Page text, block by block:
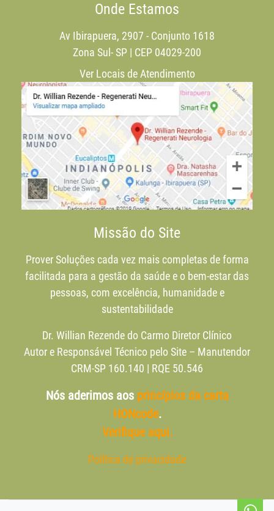
Onde Estamos
Av Ibirapuera, 2907 - Conjunto 1618
Zona Sul- SP | CEP 04029-200
Ver Locais de Atendimento
Missão do Site
Prover Soluções cada vez mais completas de forma
facilitada para a gestão da saúde e o bem-estar das
pessoas, com excelência, humanidade e
sustentabilidade
Dr. Willian Rezende do Carmo Diretor Clínico
Autor e Responsável Técnico pelo Site – Manutendor
CRM-SP 160.140 | RQE 50.546
Nós aderimos aos princípios da carta
HONcode.
Verifique aqui.
Política de privacidade